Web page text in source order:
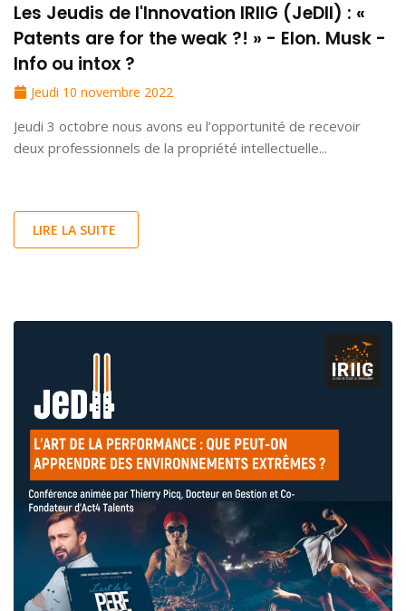
Les Jeudis de l'Innovation IRIIG (JeDII) : «
Patents are for the weak ?! » - Elon. Musk -
Info ou intox ?
Jeudi 10 novembre 2022
Jeudi 3 octobre nous avons eu l’opportunité de recevoir
deux professionnels de la propriété intellectuelle...
LIRE LA SUITE